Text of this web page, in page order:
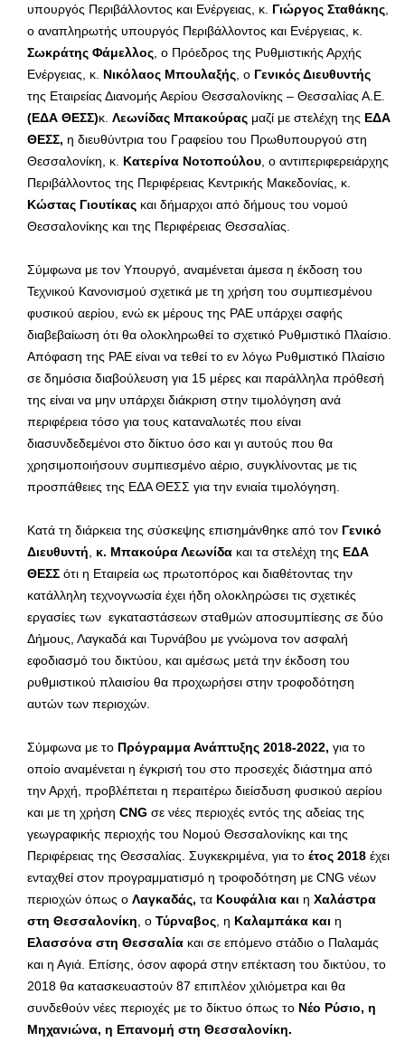
υπουργός Περιβάλλοντος και Ενέργειας, κ. Γιώργος Σταθάκης
ο αναπληρωτής υπουργός Περιβάλλοντος και Ενέργειας, κ.
Σωκράτης Φάμελλος , ο Πρόεδρος της Ρυθμιστικής Αρχής
Ενέργειας, κ. Νικόλαος Μπουλαξής , o Γενικός Διευθυντής
της Εταιρείας Διανομής Αερίου Θεσσαλονίκης – Θεσσαλίας Α.Ε.
(ΕΔΑ ΘΕΣΣ)κ. Λεωνίδας Μπακούρας μαζί με στελέχη της ΕΔΑ
ΘΕΣΣ, η διευθύντρια του Γραφείου του Πρωθυπουργού στη
Θεσσαλονίκη, κ. Κατερίνα Νοτοπούλου , ο αντιπεριφερειάρχης
Περιβάλλοντος της Περιφέρειας Κεντρικής Μακεδονίας, κ.
Κώστας Γιουτίκας και δήμαρχοι από δήμους του νομού
Θεσσαλονίκης και της Περιφέρειας Θεσσαλίας.
Σύμφωνα με τον Υπουργό, αναμένεται άμεσα η έκδοση του
Τεχνικού Κανονισμού σχετικά με τη χρήση του συμπιεσμένου
φυσικού αερίου, ενώ εκ μέρους της ΡΑΕ υπάρχει σαφής
διαβεβαίωση ότι θα ολοκληρωθεί το σχετικό Ρυθμιστικό Πλαίσιο.
Απόφαση της ΡΑΕ είναι να τεθεί το εν λόγω Ρυθμιστικό Πλαίσιο
σε δημόσια διαβούλευση για 15 μέρες και παράλληλα πρόθεσή
της είναι να μην υπάρχει διάκριση στην τιμολόγηση ανά
περιφέρεια τόσο για τους καταναλωτές που είναι
διασυνδεδεμένοι στο δίκτυο όσο και γι αυτούς που θα
χρησιμοποιήσουν συμπιεσμένο αέριο, συγκλίνοντας με τις
προσπάθειες της ΕΔΑ ΘΕΣΣ για την ενιαία τιμολόγηση.
Κατά τη διάρκεια της σύσκεψης επισημάνθηκε από τον Γενικό
Διευθυντή
κ. Μπακούρα Λεωνίδα και τα στελέχη της ΕΔΑ
ΘΕΣΣ ότι η Εταιρεία ως πρωτοπόρος και διαθέτοντας την
κατάλληλη τεχνογνωσία έχει ήδη ολοκληρώσει τις σχετικές
εργασίες των εγκαταστάσεων σταθμών αποσυμπίεσης σε δύο
Δήμους, Λαγκαδά και Τυρνάβου με γνώμονα τον ασφαλή
εφοδιασμό του δικτύου, και αμέσως μετά την έκδοση του
ρυθμιστικού πλαισίου θα προχωρήσει στην τροφοδότηση
αυτών των περιοχών.
Σύμφωνα με το Πρόγραμμα Ανάπτυξης 2018-2022, για το
οποίο αναμένεται η έγκρισή του στο προσεχές διάστημα από
την Αρχή, προβλέπεται η περαιτέρω διείσδυση φυσικού αερίου
και με τη χρήση CNG σε νέες περιοχές εντός της αδείας της
γεωγραφικής περιοχής του Νομού Θεσσαλονίκης και της
Περιφέρειας της Θεσσαλίας. Συγκεκριμένα, για το έτος 2018 έχει
ενταχθεί στον προγραμματισμό η τροφοδότηση με CNG νέων
περιοχών όπως ο Λαγκαδάς, τα Κουφάλια και η Χαλάστρα
στη Θεσσαλονίκη , ο Τύρναβος , η Καλαμπάκα και η
Ελασσόνα στη Θεσσαλία και σε επόμενο στάδιο ο Παλαμάς
και η Αγιά. Επίσης, όσον αφορά στην επέκταση του δικτύου, το
2018 θα κατασκευαστούν 87 επιπλέον χιλιόμετρα και θα
συνδεθούν νέες περιοχές με το δίκτυο όπως το Νέο Ρύσιο, η
Μηχανιώνα, η Επανομή στη Θεσσαλονίκη.